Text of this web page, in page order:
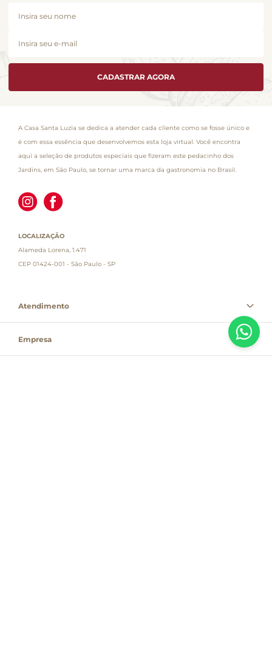
CADASTRAR AGORA
A Casa Santa Luzia se dedica a atender cada cliente como se fosse único e
é com essa essência que desenvolvemos esta loja virtual. Você encontra
aqui a seleção de produtos especiais que fizeram este pedacinho dos
Jardins, em São Paulo, se tornar uma marca da gastronomia no Brasil.
LOCALIZAÇÃO
Alameda Lorena, 1.471
CEP 01424-001 - São Paulo - SP
Atendimento
Empresa